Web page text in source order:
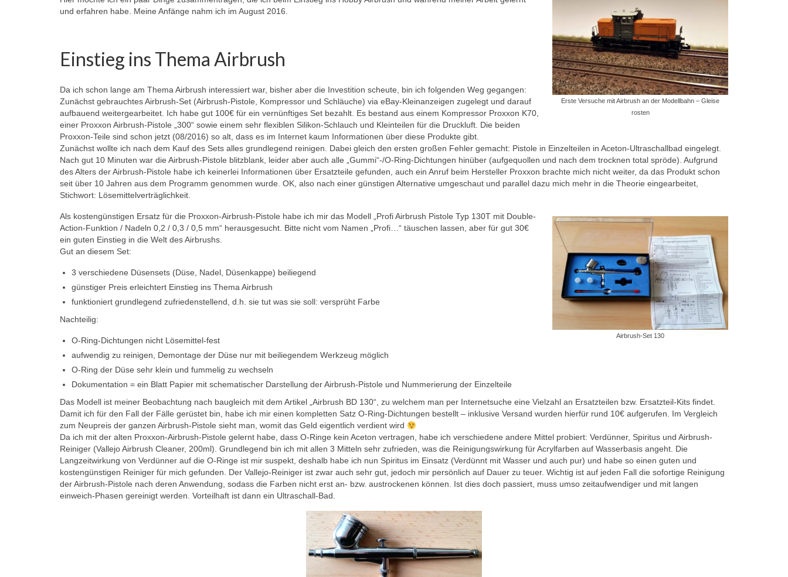
Erste Versuche mit Airbrush an der Modellbahn – Gleise
rosten
und erfahren habe. Meine Anfänge nahm ich im August 2016.
Einstieg ins Thema Airbrush
Da ich schon lange am Thema Airbrush interessiert war, bisher aber die Investition scheute, bin ich folgenden Weg gegangen:
Zunächst gebrauchtes Airbrush-Set (Airbrush-Pistole, Kompressor und Schläuche) via eBay-Kleinanzeigen zugelegt und darauf
aufbauend weitergearbeitet. Ich habe gut 100€ für ein vernünftiges Set bezahlt. Es bestand aus einem Kompressor Proxxon K70,
einer Proxxon Airbrush-Pistole „300“ sowie einem sehr flexiblen Silikon-Schlauch und Kleinteilen für die Druckluft. Die beiden
Proxxon-Teile sind schon jetzt (08/2016) so alt, dass es im Internet kaum Informationen über diese Produkte gibt.
Zunächst wollte ich nach dem Kauf des Sets alles grundlegend reinigen. Dabei gleich den ersten großen Fehler gemacht: Pistole in Einzelteilen in Aceton-Ultraschallbad eingelegt.
Nach gut 10 Minuten war die Airbrush-Pistole blitzblank, leider aber auch alle „Gummi“-/O-Ring-Dichtungen hinüber (aufgequollen und nach dem trocknen total spröde). Aufgrund
des Alters der Airbrush-Pistole habe ich keinerlei Informationen über Ersatzteile gefunden, auch ein Anruf beim Hersteller Proxxon brachte mich nicht weiter, da das Produkt schon
seit über 10 Jahren aus dem Programm genommen wurde. OK, also nach einer günstigen Alternative umgeschaut und parallel dazu mich mehr in die Theorie eingearbeitet,
Stichwort: Lösemittelverträglichkeit.
Airbrush-Set 130
Als kostengünstigen Ersatz für die Proxxon-Airbrush-Pistole habe ich mir das Modell „Profi Airbrush Pistole Typ 130T mit Double-
Action-Funktion / Nadeln 0,2 / 0,3 / 0,5 mm“ herausgesucht. Bitte nicht vom Namen „Profi…“ täuschen lassen, aber für gut 30€
ein guten Einstieg in die Welt des Airbrushs.
Gut an diesem Set:
3 verschiedene Düsensets (Düse, Nadel, Düsenkappe) beiliegend
günstiger Preis erleichtert Einstieg ins Thema Airbrush
funktioniert grundlegend zufriedenstellend, d.h. sie tut was sie soll: versprüht Farbe
Nachteilig:
O-Ring-Dichtungen nicht Lösemittel-fest
aufwendig zu reinigen, Demontage der Düse nur mit beiliegendem Werkzeug möglich
O-Ring der Düse sehr klein und fummelig zu wechseln
Dokumentation = ein Blatt Papier mit schematischer Darstellung der Airbrush-Pistole und Nummerierung der Einzelteile
Das Modell ist meiner Beobachtung nach baugleich mit dem Artikel „Airbrush BD 130“, zu welchem man per Internetsuche eine Vielzahl an Ersatzteilen bzw. Ersatzteil-Kits findet.
Damit ich für den Fall der Fälle gerüstet bin, habe ich mir einen kompletten Satz O-Ring-Dichtungen bestellt – inklusive Versand wurden hierfür rund 10€ aufgerufen. Im Vergleich
zum Neupreis der ganzen Airbrush-Pistole sieht man, womit das Geld eigentlich verdient wird
Da ich mit der alten Proxxon-Airbrush-Pistole gelernt habe, dass O-Ringe kein Aceton vertragen, habe ich verschiedene andere Mittel probiert: Verdünner, Spiritus und Airbrush-
Reiniger (Vallejo Airbrush Cleaner, 200ml). Grundlegend bin ich mit allen 3 Mitteln sehr zufrieden, was die Reinigungswirkung für Acrylfarben auf Wasserbasis angeht. Die
Langzeitwirkung von Verdünner auf die O-Ringe ist mir suspekt, deshalb habe ich nun Spiritus im Einsatz (Verdünnt mit Wasser und auch pur) und habe so einen guten und
kostengünstigen Reiniger für mich gefunden. Der Vallejo-Reiniger ist zwar auch sehr gut, jedoch mir persönlich auf Dauer zu teuer. Wichtig ist auf jeden Fall die sofortige Reinigung
der Airbrush-Pistole nach deren Anwendung, sodass die Farben nicht erst an- bzw. austrockenen können. Ist dies doch passiert, muss umso zeitaufwendiger und mit langen
einweich-Phasen gereinigt werden. Vorteilhaft ist dann ein Ultraschall-Bad.